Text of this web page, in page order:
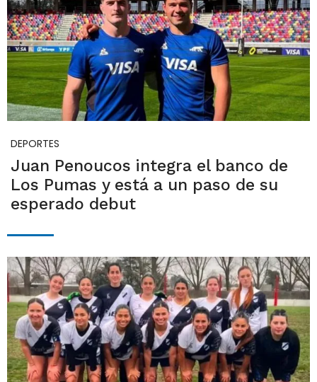
DEPORTES
Juan Penoucos integra el banco de
Los Pumas y está a un paso de su
esperado debut